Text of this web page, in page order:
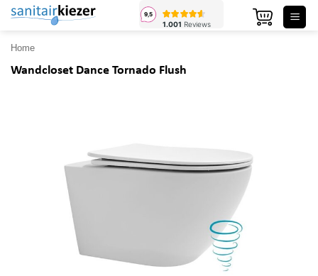
Ga
inhoud
Home
Wandcloset Dance Tornado Flush